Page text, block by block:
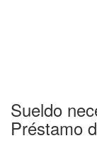
Sueldo
Préstamo